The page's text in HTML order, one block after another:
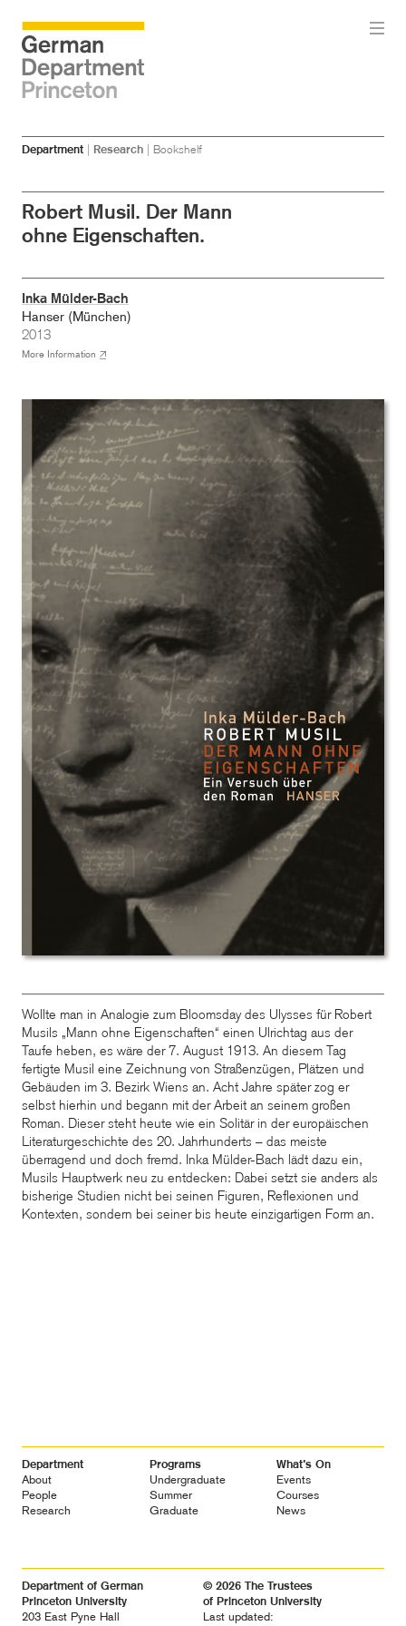
Skip
content
SkipDepartment Research Bookshelf
Robert Musil. Der Mann
ohne Eigenschaften.
Inka Mülder-Bach
Hanser (München)
2013
More Information
Wollte man in Analogie zum Bloomsday des Ulysses für Robert
Musils „Mann ohne Eigenschaften“ einen Ulrichtag aus der
Taufe heben, es wäre der 7. August 1913. An diesem Tag
fertigte Musil eine Zeichnung von Straßenzügen, Plätzen und
Gebäuden im 3. Bezirk Wiens an. Acht Jahre später zog er
selbst hierhin und begann mit der Arbeit an seinem großen
Roman. Dieser steht heute wie ein Solitär in der europäischen
Literaturgeschichte des 20. Jahrhunderts – das meiste
überragend und doch fremd. Inka Mülder-Bach lädt dazu ein,
Musils Hauptwerk neu zu entdecken: Dabei setzt sie anders als
bisherige Studien nicht bei seinen Figuren, Reflexionen und
Kontexten, sondern bei seiner bis heute einzigartigen Form an.
Footer
Navigation
Department
About
People
Research
Programs
Undergraduate
Summer
Graduate
What’s On
Events
Courses
News
Department of German
Princeton University
203 East Pyne Hall
© 2026 The Trustees
of Princeton University
Last updated: